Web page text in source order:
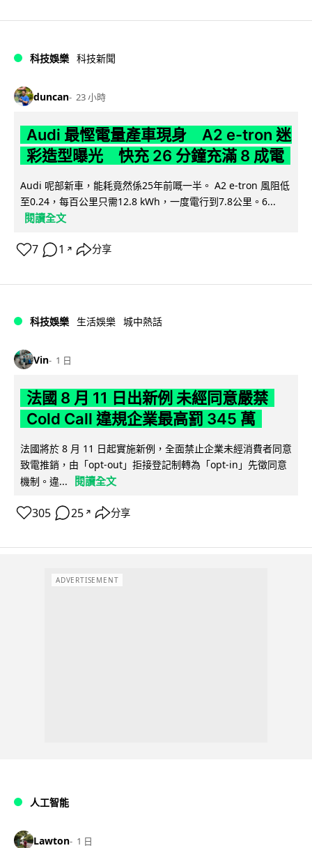
科技娛樂 科技新聞
duncan 23 小時
Audi 最慳電量產車現身 A2 e-tron 迷
彩造型曝光 快充 26 分鐘充滿 8 成電
Audi 呢部新車，能耗竟然係25年前嘅一半。 A2 e-tron 風阻低
至0.24，每百公里只需12.8 kWh，一度電行到7.8公里。6...
閱讀全文
7 1 ↗ 分享
科技娛樂 生活娛樂 城中熱話
Vin 1 日
法國 8 月 11 日出新例 未經同意嚴禁
Cold Call 違規企業最高罰 345 萬
法國將於 8 月 11 日起實施新例，全面禁止企業未經消費者同意
致電推銷，由「opt-out」拒接登記制轉為「opt-in」先徵同意
機制。違...
閱讀全文
305 25 ↗ 分享
ADVERTISEMENT
人工智能
Lawton 1 日